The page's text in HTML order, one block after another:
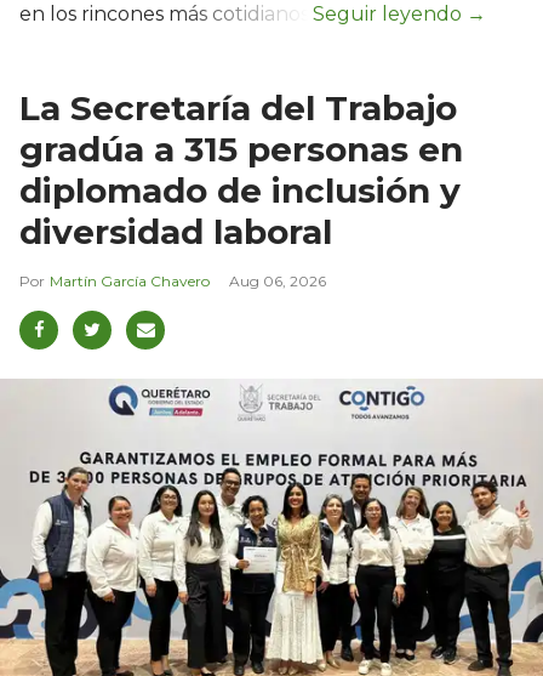
en los rincones más cotidianos.
La Secretaría del Trabajo
gradúa a 315 personas en
diplomado de inclusión y
diversidad laboral
Martín García Chavero Aug 06, 2026